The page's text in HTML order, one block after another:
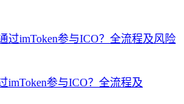
imToken参与ICO？全流程及